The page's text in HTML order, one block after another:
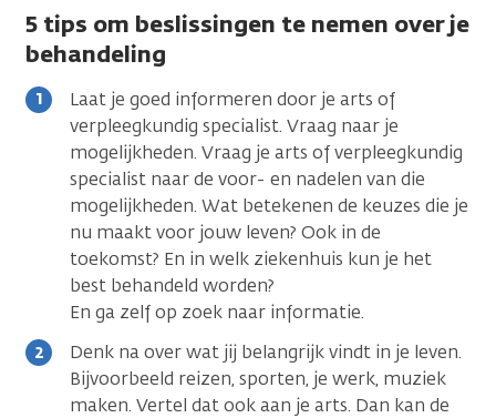
5 tips om beslissingen te nemen over je
behandeling
Laat je goed informeren door je arts of
verpleegkundig specialist. Vraag naar je
mogelijkheden. Vraag je arts of verpleegkundig
specialist naar de voor- en nadelen van die
mogelijkheden. Wat betekenen de keuzes die je
nu maakt voor jouw leven? Ook in de
toekomst? En in welk ziekenhuis kun je het
best behandeld worden?
En ga zelf op zoek naar informatie.
Denk na over wat jij belangrijk vindt in je leven.
Bijvoorbeeld reizen, sporten, je werk, muziek
maken. Vertel dat ook aan je arts. Dan kan de